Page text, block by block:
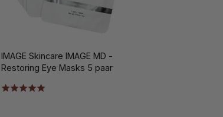
IMAGE Skincare IMAGE MD -
Restoring Eye Masks 5 paar